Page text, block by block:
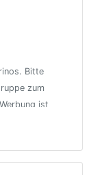
Bitte
zum
ist